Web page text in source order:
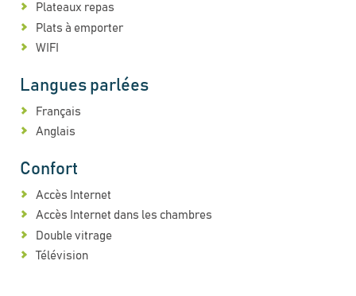
Plateaux repas
Plats à emporter
WIFI
Langues parlées
Français
Anglais
Confort
Accès Internet
Accès Internet dans les chambres
Double vitrage
Télévision